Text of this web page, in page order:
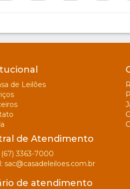
de Leilões
de Atendimento
(67) 3363-7000
sac@casadeleiloes.com.br
de atendimento